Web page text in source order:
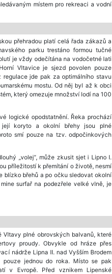
místem pro rekreaci a vodní
přehradou platí celá řada zákazů a
parku trestáno formou tučné
je vždy odečítána na vodočetné lati
Vltavice je sjezd povolen pouze
jde pak za optimálního stavu
mostu. Od něj byl až k obci
který omezuje množství lodí na 100
logické opodstatnění. Řeka prochází
její koryto a okolní břehy jsou plné
smí pouze na tzv. odpočinkových
„volej“, může zkusit sjet i Lipno I.
příležitostí k přemítání o životě, nesmí
blízko břehů a po očku sledovat okolní
surfař na podezřele velké vlně, je
Vltavy plné obrovských balvanů, které
proudy. Obvykle od hráze přes
nádrže Lipna II. nad Vyšším Brodem
jednou do roka. Místo se pak
v Evropě. Před vznikem Lipenské